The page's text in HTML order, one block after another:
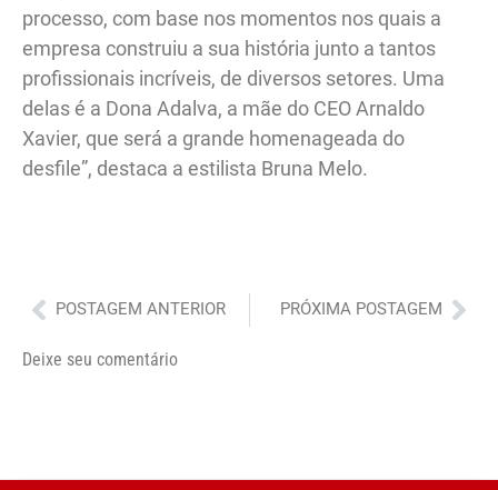
processo, com base nos momentos nos quais a
empresa construiu a sua história junto a tantos
profissionais incríveis, de diversos setores. Uma
delas é a Dona Adalva, a mãe do CEO Arnaldo
Xavier, que será a grande homenageada do
desfile”, destaca a estilista Bruna Melo.
Anterior
POSTAGEM ANTERIOR PRÓXIMA POSTAGEM
Deixe seu comentário